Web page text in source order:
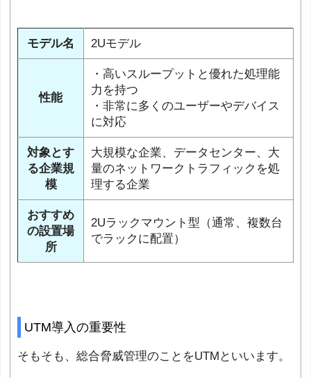
モデル名 2Uモデル
性能
・高いスループットと優れた処理能
力を持つ
・非常に多くのユーザーやデバイス
に対応
対象とす
る企業規
模
大規模な企業、データセンター、大
量のネットワークトラフィックを処
理する企業
おすすめ
の設置場
所
2Uラックマウント型（通常、複数台
でラックに配置）
UTM導入の重要性
そもそも、総合脅威管理のことをUTMといいます。